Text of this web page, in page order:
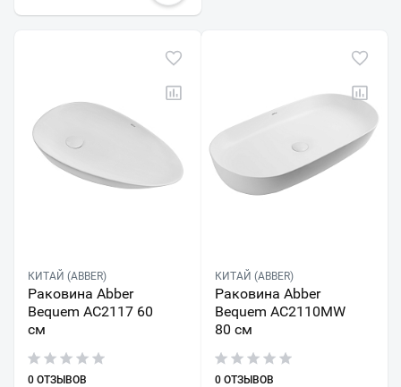
КИТАЙ (ABBER)
Раковина Abber
Bequem AC2117 60
см
0 ОТЗЫВОВ
КИТАЙ (ABBER)
Раковина Abber
Bequem AC2110MW
80 см
0 ОТЗЫВОВ